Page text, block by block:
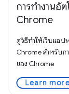
การทำงานอั
Chrome
ดูวิธีทำให้เว็บแอ
Chrome สำหรับก
ของ Chrome
Learn more